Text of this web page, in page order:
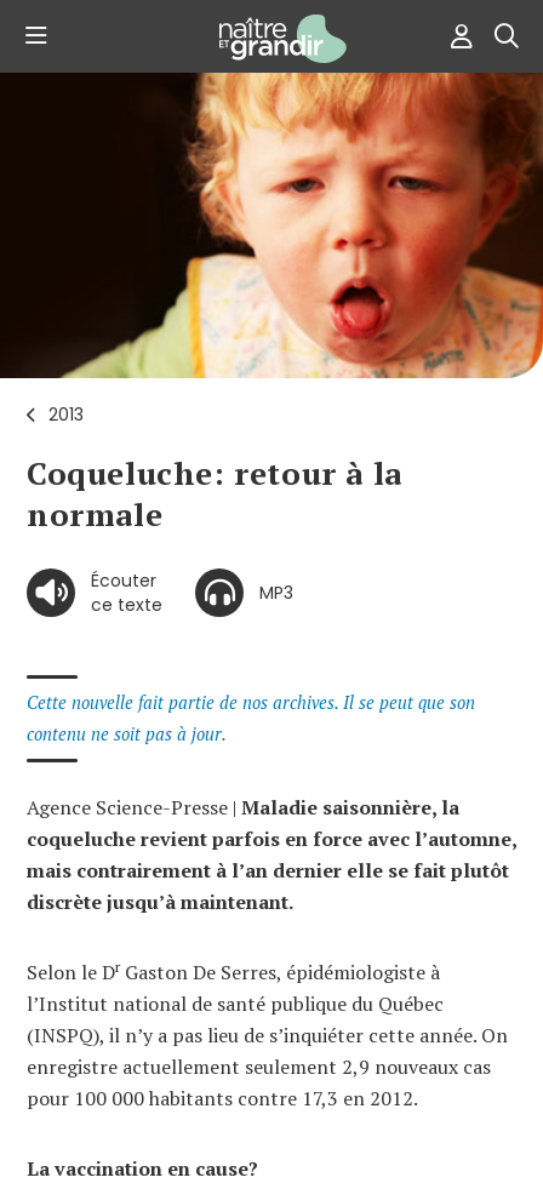
2013
Coqueluche: retour à la
normale
Écouter
ce texte
MP3
Cette nouvelle fait partie de nos archives. Il se peut que son
contenu ne soit pas à jour.
Agence Science-Presse | Maladie saisonnière, la
coqueluche revient parfois en force avec l’automne,
mais contrairement à l’an dernier elle se fait plutôt
discrète jusqu’à maintenant.
Selon le DrGaston De Serres, épidémiologiste à
l’Institut national de santé publique du Québec
(INSPQ), il n’y a pas lieu de s’inquiéter cette année. On
enregistre actuellement seulement 2,9 nouveaux cas
pour 100 000 habitants contre 17,3 en 2012.
La vaccination en cause?